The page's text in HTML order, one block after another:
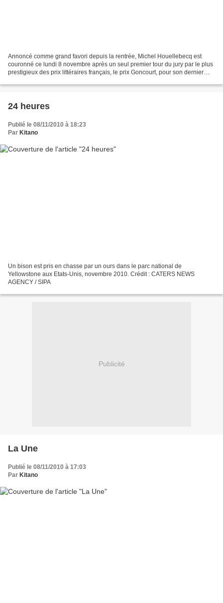
Annoncé comme grand favori depuis la rentrée, Michel Houellebecq est
couronné ce lundi 8 novembre après un seul premier tour du jury par le plus
prestigieux des prix littéraires français, le prix Goncourt, pour son dernier
24 heures
Publié le 08/11/2010 à 18:23
Par Kitano
Un bison est pris en chasse par un ours dans le parc national de
Yellowstone aux Etats-Unis, novembre 2010. Crédit : CATERS NEWS
AGENCY / SIPA
Publicité
La Une
Publié le 08/11/2010 à 17:03
Par Kitano